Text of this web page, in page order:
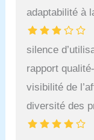
adaptabilité à
silence
rapport
visibilité de
diversité des